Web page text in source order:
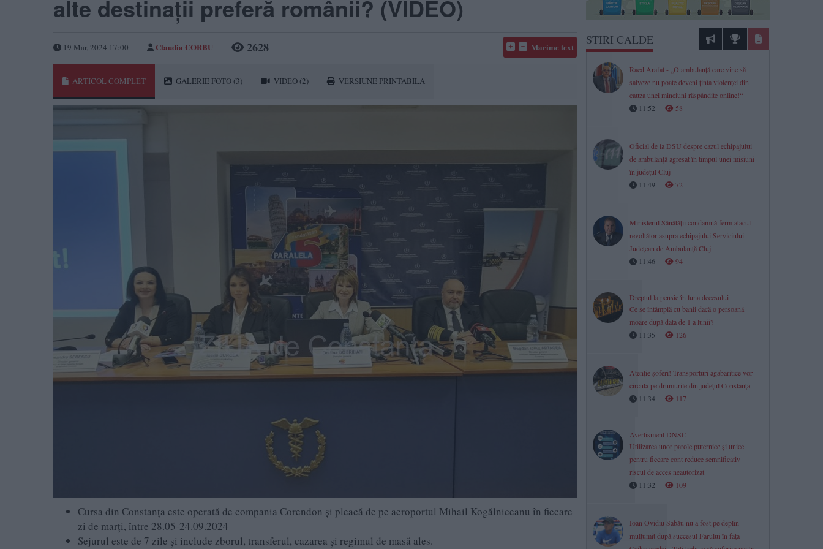
alte destinații preferă românii? (VIDEO)
19 Mar, 2024 17:00 Claudia CORBU 2628 Marime text
ARTICOL COMPLET GALERIE FOTO (3) VIDEO (2) VERSIUNE PRINTABILA
Cursa din Constanța este operată de compania Corendon și pleacă de pe aeroportul Mihail Kogălniceanu în fiecare
zi de marți, între 28.05-24.09.2024
Sejurul este de 7 zile și include zborul, transferul, cazarea și regimul de masă ales.
STIRI CALDE
Raed Arafat - „O ambulanță care vine să
salveze nu poate deveni ținta violenței din
cauza unei minciuni răspândite online!“
11:52
58
Oficial de la DSU despre cazul echipajului
de ambulanță agresat în timpul unei misiuni
în județul Cluj
11:49
72
Ministerul Sănătății condamnă ferm atacul
revoltător asupra echipajului Serviciului
Județean de Ambulanță Cluj
11:46
94
Dreptul la pensie în luna decesului
Ce se întâmplă cu banii dacă o persoană
moare după data de 1 a lunii?
11:35
126
Atenție șoferi! Transporturi agabaritice vor
circula pe drumurile din județul Constanța
11:34
117
Avertisment DNSC
Utilizarea unor parole puternice și unice
pentru fiecare cont reduce semnificativ
riscul de acces neautorizat
11:32
109
Ioan Ovidiu Sabău nu a fost pe deplin
mulțumit după succesul Farului în fața